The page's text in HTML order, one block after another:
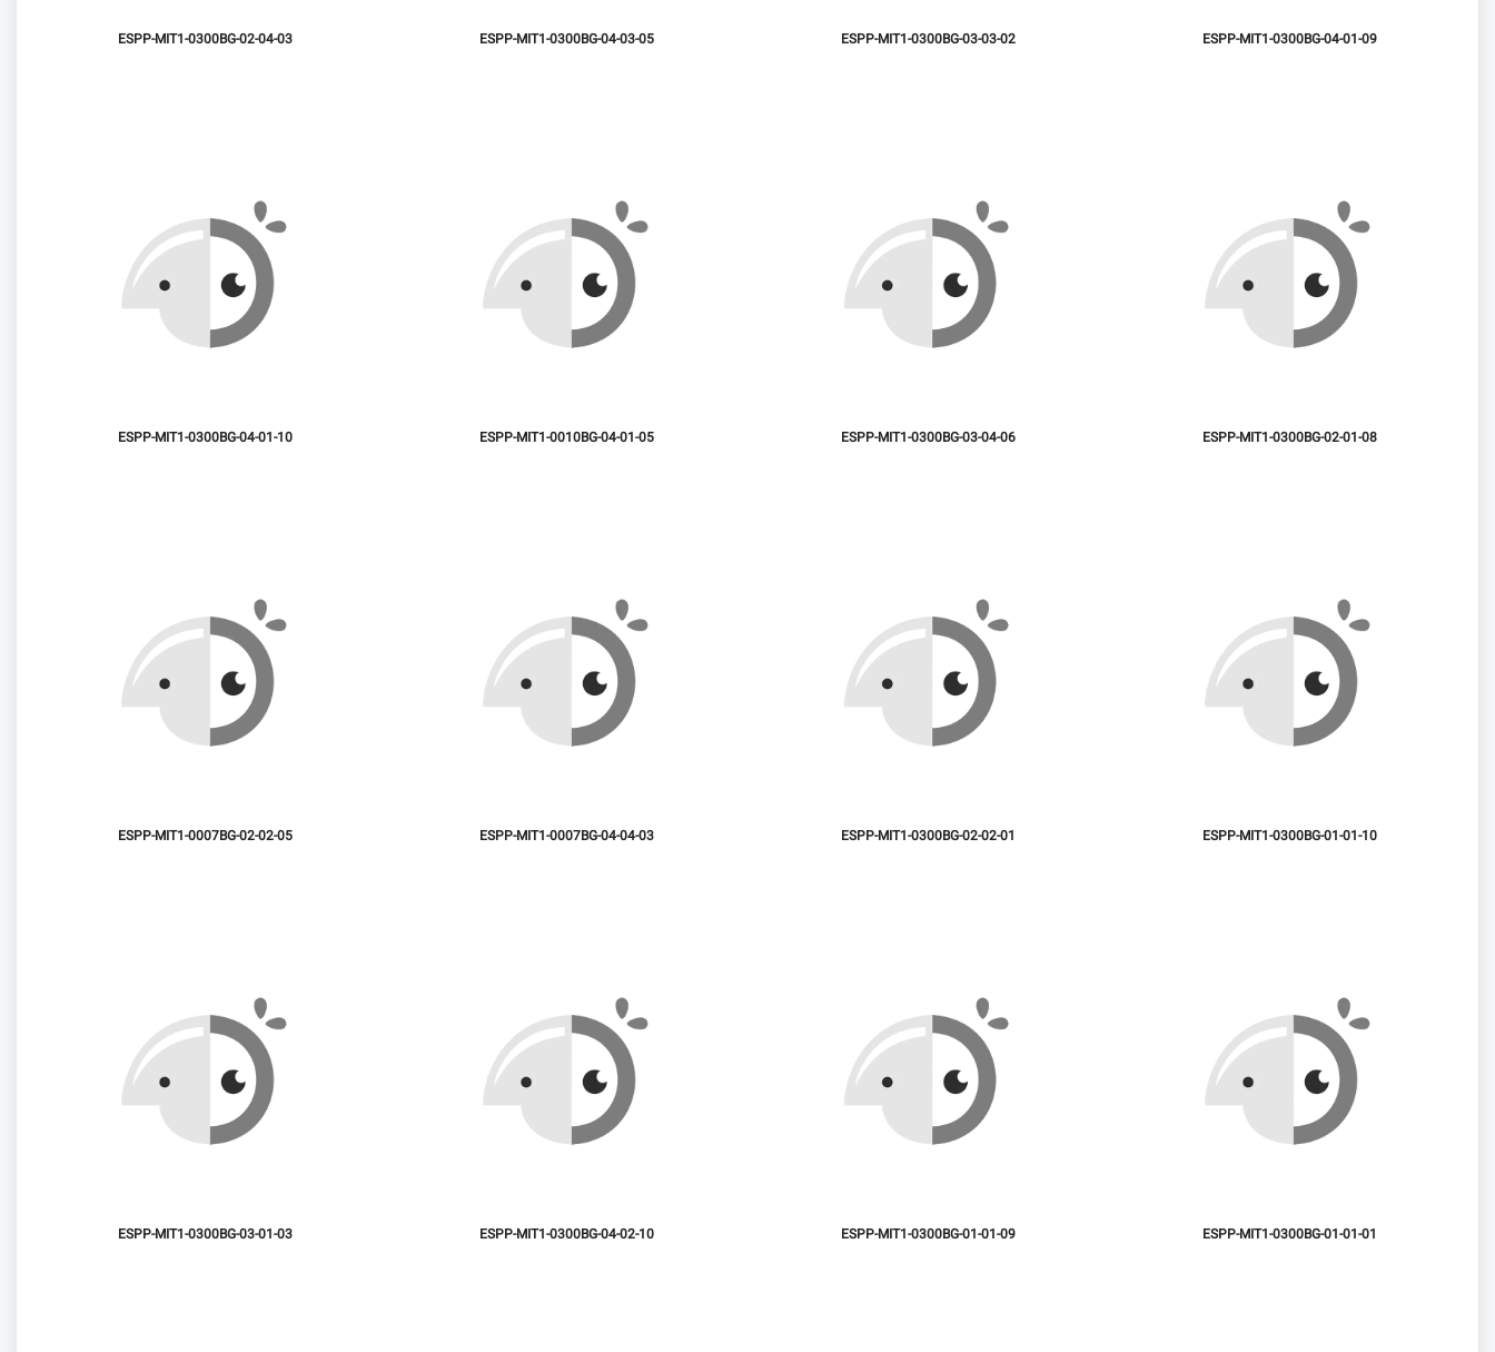
ESPP-MIT1-0300BG-04-01-09
ESPP-MIT1-0300BG-03-03-02
ESPP-MIT1-0300BG-04-03-05
ESPP-MIT1-0300BG-02-04-03
ESPP-MIT1-0300BG-02-01-08
ESPP-MIT1-0300BG-03-04-06
ESPP-MIT1-0010BG-04-01-05
ESPP-MIT1-0300BG-04-01-10
ESPP-MIT1-0300BG-01-01-10
ESPP-MIT1-0300BG-02-02-01
ESPP-MIT1-0007BG-04-04-03
ESPP-MIT1-0007BG-02-02-05
ESPP-MIT1-0300BG-01-01-01
ESPP-MIT1-0300BG-01-01-09
ESPP-MIT1-0300BG-04-02-10
ESPP-MIT1-0300BG-03-01-03